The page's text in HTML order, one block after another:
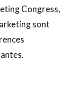
Congress,
sont